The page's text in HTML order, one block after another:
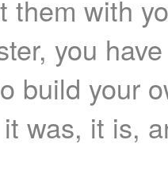
them with
you
build your
it was, it is,